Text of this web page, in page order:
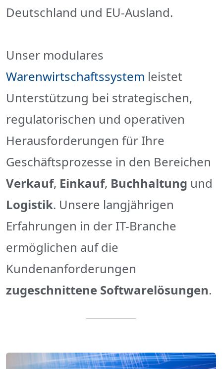
Deutschland und EU-Ausland.
Unser modulares
Warenwirtschaftssystem leistet
Unterstützung bei strategischen,
regulatorischen und operativen
Herausforderungen für Ihre
Geschäftsprozesse in den Bereichen
Verkauf, Einkauf, Buchhaltung und
Logistik. Unsere langjährigen
Erfahrungen in der IT-Branche
ermöglichen auf die
Kundenanforderungen
zugeschnittene Softwarelösungen.